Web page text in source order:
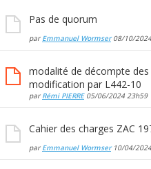
Pas de quorum
par Emmanuel Wormser08/10/2024
modalité de décompte
modification par L442-10
par Rémi PIERRE05/06/2024 23h59
Cahier des charges ZAC
par Emmanuel Wormser10/04/2024